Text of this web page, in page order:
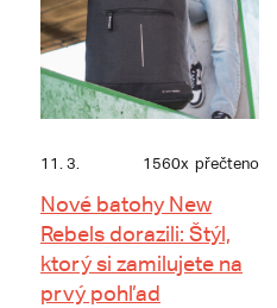
11. 3. 1560x přečteno
Nové batohy New
Rebels dorazili: Štýl,
ktorý si zamilujete na
prvý pohľad